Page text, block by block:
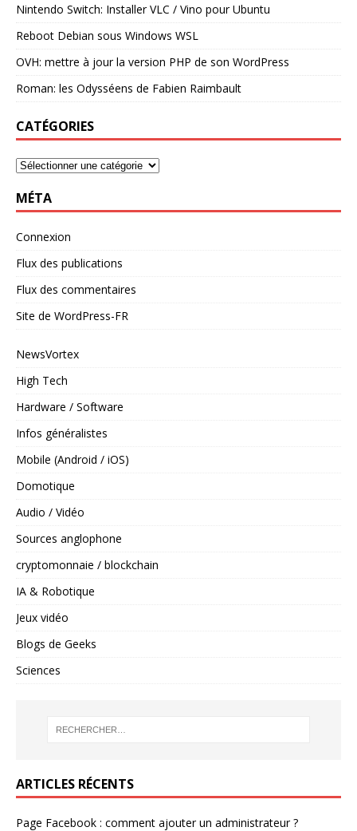
Nintendo Switch: Installer VLC / Vino pour Ubuntu
Reboot Debian sous Windows WSL
OVH: mettre à jour la version PHP de son WordPress
Roman: les Odysséens de Fabien Raimbault
CATÉGORIES
MÉTA
Connexion
Flux des publications
Flux des commentaires
Site de WordPress-FR
NewsVortex
High Tech
Hardware / Software
Infos généralistes
Mobile (Android / iOS)
Domotique
Audio / Vidéo
Sources anglophone
cryptomonnaie / blockchain
IA & Robotique
Jeux vidéo
Blogs de Geeks
Sciences
ARTICLES RÉCENTS
Page Facebook : comment ajouter un administrateur ?